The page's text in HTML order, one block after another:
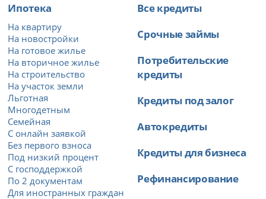
Ипотека
На квартиру
На новостройки
На готовое жилье
На вторичное жилье
На строительство
На участок земли
Льготная
Многодетным
Семейная
С онлайн заявкой
Без первого взноса
Под низкий процент
С господдержкой
По 2 документам
Для иностранных граждан
Все кредиты
Срочные займы
Потребительские
кредиты
Кредиты под залог
Автокредиты
Кредиты для бизнеса
Рефинансирование